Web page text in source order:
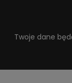
Twoje dane